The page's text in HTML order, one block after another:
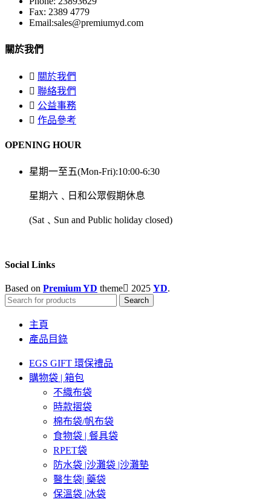
Fax: 2389 4779
Email:sales@premiumyd.com
關於我們
關於我們
聯絡我們
公益事務
作品參考
OPENING HOUR
星期一至五(Mon-Fri):10:00-6:30
星期六﹑日和公眾假期休息
(Sat﹑Sun and Public holiday closed)
Social Links
Based on Premium YD theme 2025 YD.
Search
主頁
產品目錄
EGS GIFT 環保禮品
購物袋 | 箱包
不織布袋
時款摺袋
棉布袋/帆布袋
食物袋 | 餐具袋
RPET袋
防水袋 |沙灘袋 |沙灘墊
醫生袋| 藥袋
保溫袋 |冰袋